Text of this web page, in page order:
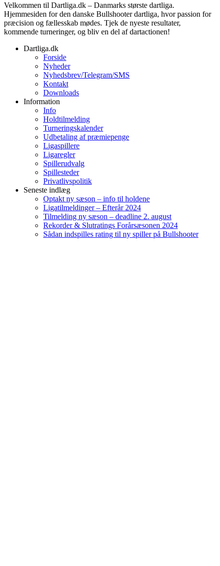
Velkommen til Dartliga.dk – Danmarks største dartliga.
Hjemmesiden for den danske Bullshooter dartliga, hvor passion for
præcision og fællesskab mødes. Tjek de nyeste resultater,
kommende turneringer, og bliv en del af dartactionen!
Dartliga.dk
Forside
Nyheder
Nyhedsbrev/Telegram/SMS
Kontakt
Downloads
Information
Info
Holdtilmelding
Turneringskalender
Udbetaling af præmiepenge
Ligaspillere
Ligaregler
Spillerudvalg
Spillesteder
Privatlivspolitik
Seneste indlæg
Optakt ny sæson – info til holdene
Ligatilmeldinger – Efterår 2024
Tilmelding ny sæson – deadline 2. august
Rekorder & Slutratings Forårsæsonen 2024
Sådan indspilles rating til ny spiller på Bullshooter